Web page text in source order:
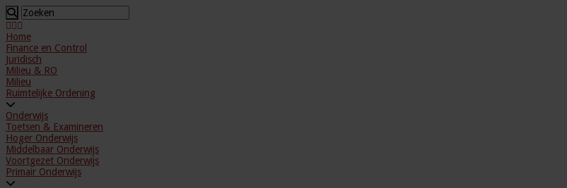
Home
Finance en Control
Juridisch
Milieu & RO
Milieu
Ruimtelijke Ordening
Onderwijs
Toetsen & Examineren
Hoger Onderwijs
Middelbaar Onderwijs
Voortgezet Onderwijs
Primair Onderwijs